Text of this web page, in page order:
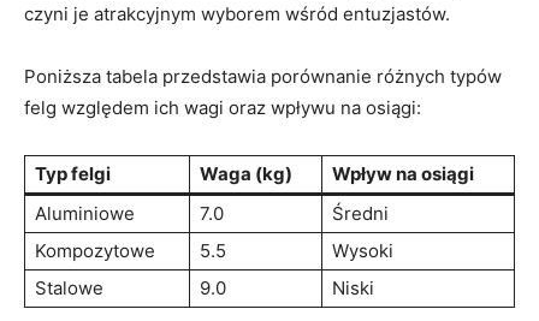
czyni je atrakcyjnym wyborem wśród entuzjastów.
Poniższa tabela przedstawia porównanie różnych typów
felg względem ich wagi oraz wpływu na osiągi:
Typ felgi Waga (kg)
Wpływ na osiągi
Aluminiowe
7.0
Średni
Kompozytowe
5.5
Wysoki
Stalowe
9.0 Niski